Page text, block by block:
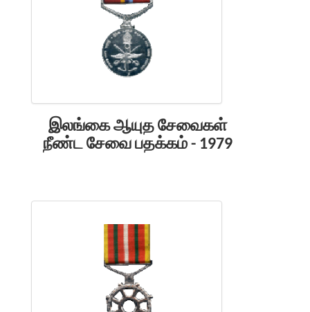
இலங்கை ஆயுத சேவைகள்
நீண்ட சேவை பதக்கம் - 1979